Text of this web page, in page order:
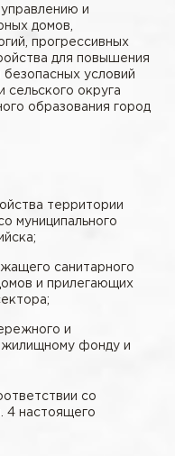
и
домов,
прогрессивных
для повышения
условий
сельского округа
образования город
территории
муниципального
санитарного
и прилегающих
и
жилищному фонду и
со
4 настоящего